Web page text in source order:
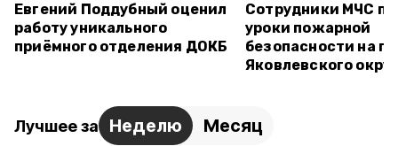
Евгений Поддубный оценил
работу уникального
приёмного отделения ДОКБ
Сотрудники МЧС
уроки пожарной
безопасности на
Яковлевского
Лучшее за Неделю Месяц